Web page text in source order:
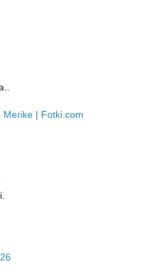
Merike | Fotki.com